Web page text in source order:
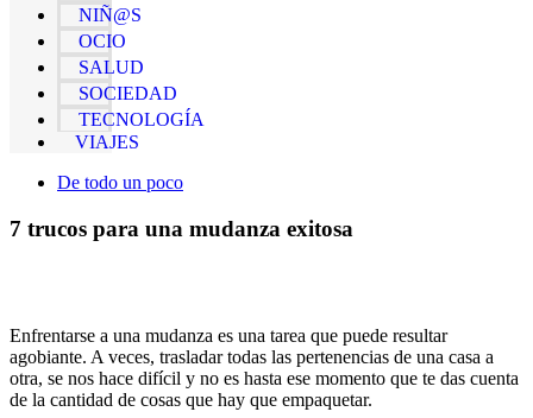
NIÑ@S
OCIO
SALUD
SOCIEDAD
TECNOLOGÍA
VIAJES
De todo un poco
7 trucos para una mudanza exitosa
Enfrentarse a una mudanza es una tarea que puede resultar
agobiante. A veces, trasladar todas las pertenencias de una casa a
otra, se nos hace difícil y no es hasta ese momento que te das cuenta
de la cantidad de cosas que hay que empaquetar.